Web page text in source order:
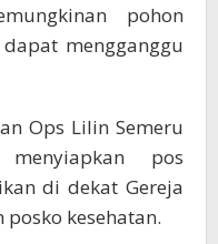
pohon
mengganggu
Ops Lilin Semeru
pos
di dekat Gereja
kesehatan.